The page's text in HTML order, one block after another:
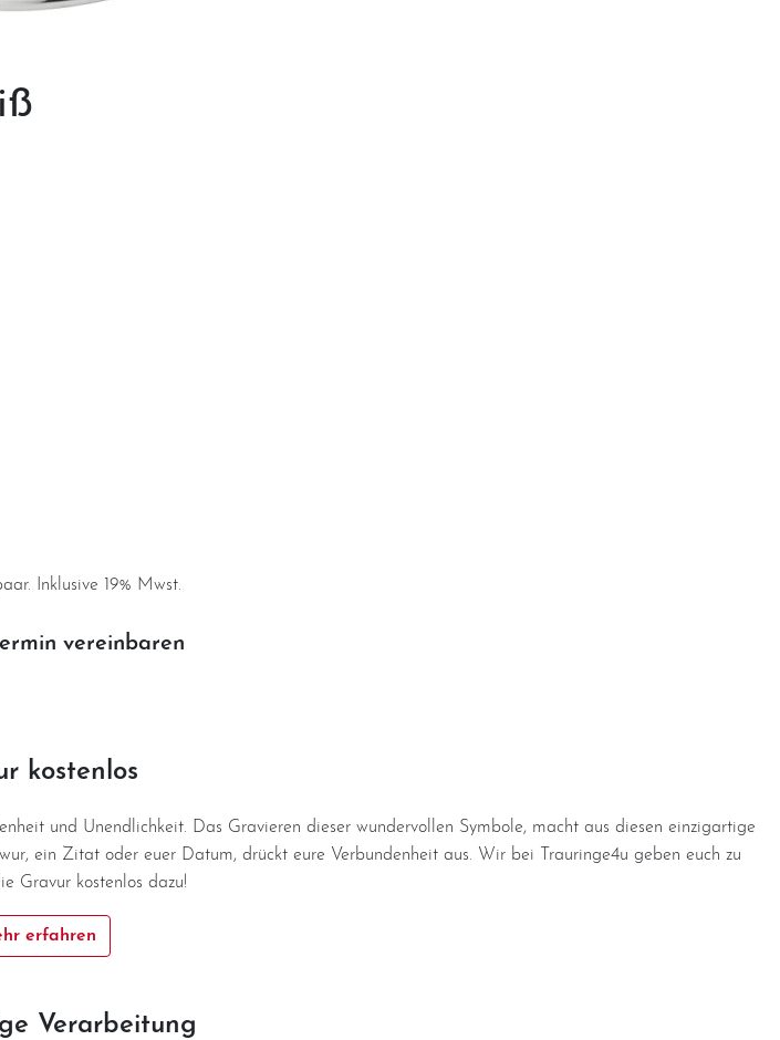
Inklusive 19% Mwst.
vereinbaren
kostenlos
und Unendlichkeit. Das Gravieren dieser wundervollen Symbole, macht aus diesen einzigartige
ein Zitat oder euer Datum, drückt eure Verbundenheit aus. Wir bei Trauringe4u geben euch zu
Gravur kostenlos dazu!
erfahren
Verarbeitung